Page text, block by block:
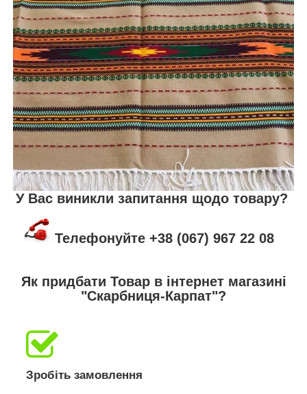
У Вас виникли запитання щодо товару?
Телефонуйте +38 (067) 967 22 08
Як придбати Товар в інтернет магазині
"Скарбниця-Карпат"?
Зробіть замовлення